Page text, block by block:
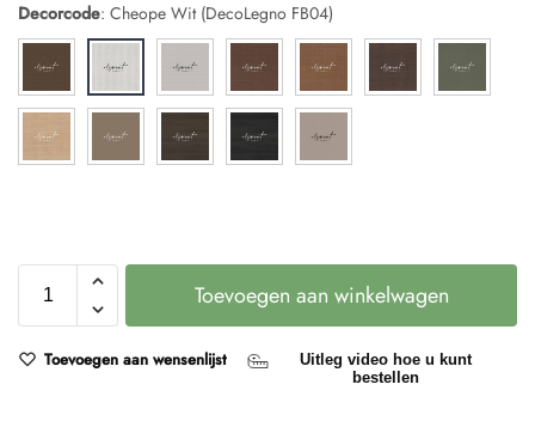
Decorcode: Cheope Wit (DecoLegno FB04)
Toevoegen aan winkelwagen
Toevoegen aan wensenlijst
Uitleg video hoe u kunt
bestellen